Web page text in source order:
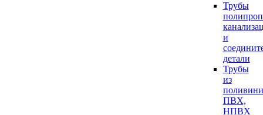
Трубы
и
детали
Трубы
из
ПВХ,
НПВХ